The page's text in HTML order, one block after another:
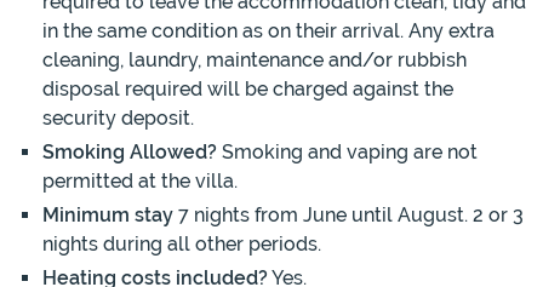
in the same condition as on their arrival. Any extra
cleaning, laundry, maintenance and/or rubbish
disposal required will be charged against the
security deposit.
Smoking Allowed? Smoking and vaping are not
permitted at the villa.
Minimum stay 7 nights from June until August. 2 or 3
nights during all other periods.
Heating costs included?Yes.